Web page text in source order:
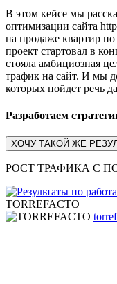
В этом кейсе мы
оптимизации сайта
на продаже квартир по
проект стартовал в
стояла амбициозная
трафик на сайт. И мы
которых пойдет речь
Разработаем
ХОЧУ ТАКОЙ ЖЕ
РОСТ ТРАФИКА С
TORREFACTO